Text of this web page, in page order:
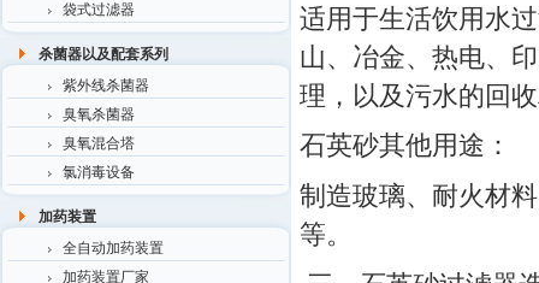
袋式过滤器
杀菌器以及配套系列
紫外线杀菌器
臭氧杀菌器
臭氧混合塔
氯消毒设备
加药装置
全自动加药装置
加药装置厂家
适用于生活饮用水
山、冶金、热电、
理，以及污水的回
石英砂其他用途：
制造玻璃、耐火材
等。